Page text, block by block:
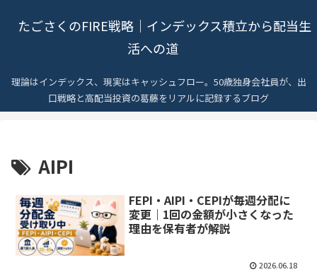
たごさくのFIRE戦略｜インデックス積立から配当生
活への道
理論はインデックス、現実はキャッシュフロー。50歳独身会社員が、出
口戦略と高配当投資の葛藤をリアルに記録するブログ
AIPI
FEPI・AIPI・CEPIが毎週分配に
変更｜1回の金額が小さくなった
理由を保有者が解説
2026.06.18